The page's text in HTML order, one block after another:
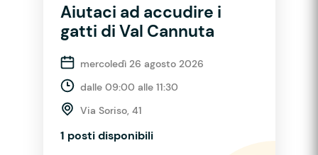
Aiutaci ad accudire i
gatti di Val Cannuta
mercoledì 26 agosto 2026
dalle 09:00 alle 11:30
Via Soriso, 41
1 posti disponibili